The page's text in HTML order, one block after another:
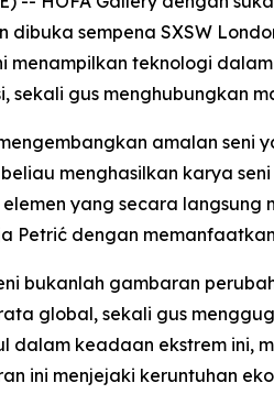
sempena SXSW
teknologi
sekali gus menghubungkan
amalan
menghasilkan karya
yang secara
Petrić dengan
bukanlah gambaran
global, sekali gus
dalam keadaan ekstrem ini,
ini menjejaki keruntuhan